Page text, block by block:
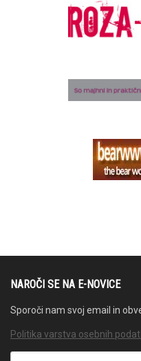
NAROČI SE NA E-NOVICE
Sporoči nam svoj email in
Politika varstva osebnih